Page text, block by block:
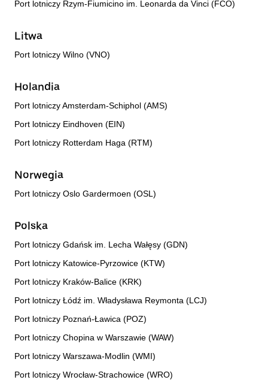
Port lotniczy Rzym-Fiumicino im. Leonarda da Vinci (FCO)
Litwa
Port lotniczy Wilno (VNO)
Holandia
Port lotniczy Amsterdam-Schiphol (AMS)
Port lotniczy Eindhoven (EIN)
Port lotniczy Rotterdam Haga (RTM)
Norwegia
Port lotniczy Oslo Gardermoen (OSL)
Polska
Port lotniczy Gdańsk im. Lecha Wałęsy (GDN)
Port lotniczy Katowice-Pyrzowice (KTW)
Port lotniczy Kraków-Balice (KRK)
Port lotniczy Łódź im. Władysława Reymonta (LCJ)
Port lotniczy Poznań-Ławica (POZ)
Port lotniczy Chopina w Warszawie (WAW)
Port lotniczy Warszawa-Modlin (WMI)
Port lotniczy Wrocław-Strachowice (WRO)